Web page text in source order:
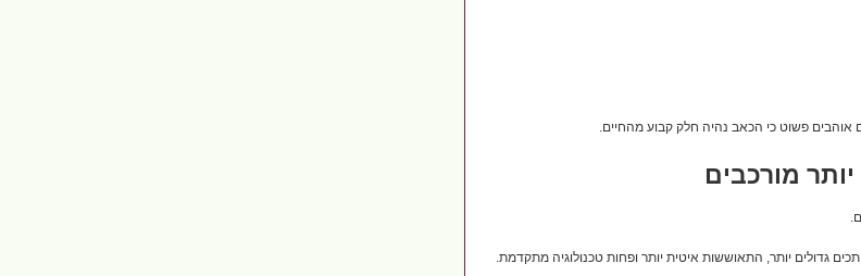
אוהבים פשוט כי הכאב נהיה חלק קבוע מהחיים.
מורכבים
גדולים יותר, התאוששות איטית יותר ופחות טכנולוגיה מתקדמת.